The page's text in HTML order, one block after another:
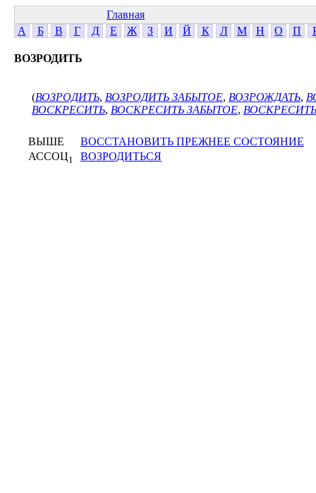
Главная
А
Б В Г Д Е Ж З И Й К Л М Н О П
ВОЗРОДИТЬ
(ВОЗРОДИТЬ, ВОЗРОДИТЬ ЗАБЫТОЕ, ВОЗРОЖДАТЬ,
ВОСКРЕСИТЬ, ВОСКРЕСИТЬ ЗАБЫТОЕ,
ВЫШЕ
ВОССТАНОВИТЬ ПРЕЖНЕЕ СОСТОЯНИЕ
АССОЦ1 ВОЗРОДИТЬСЯ